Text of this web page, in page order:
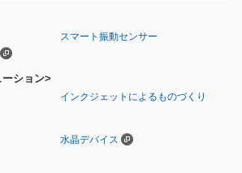
スマート振動センサー
ション>
インクジェットによるものづくり
水晶デバイス